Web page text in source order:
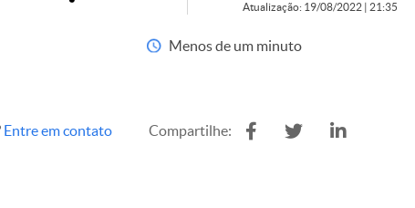
Atualização: 19/08/2022 | 21:35
Menos de um minuto
Entre em contato Compartilhe: